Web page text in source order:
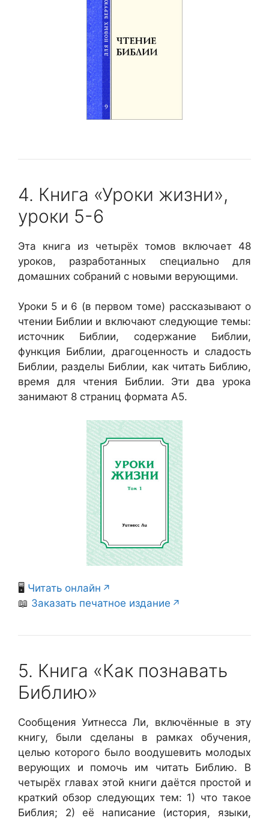
4. Книга «Уроки жизни»,
уроки 5-6
Эта книга из четырёх томов включает 48
уроков, разработанных специально для
домашних собраний с новыми верующими.
Уроки 5 и 6 (в первом томе) рассказывают о
чтении Библии и включают следующие темы:
источник Библии, содержание Библии,
функция Библии, драгоценность и сладость
Библии, разделы Библии, как читать Библию,
время для чтения Библии. Эти два урока
занимают 8 страниц формата А5.
🖥️ Читать онлайн
📖 Заказать печатное издание
5. Книга «Как познавать
Библию»
Сообщения Уитнесса Ли, включённые в эту
книгу, были сделаны в рамках обучения,
целью которого было воодушевить молодых
верующих и помочь им читать Библию. В
четырёх главах этой книги даётся простой и
краткий обзор следующих тем: 1) что такое
Библия; 2) её написание (история, языки,